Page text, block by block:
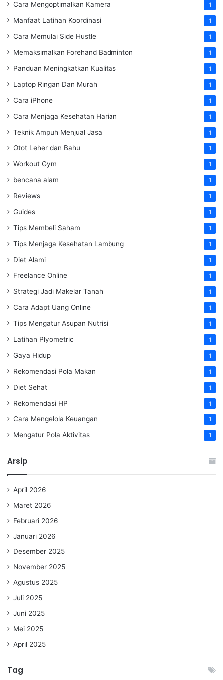
Cara Mengoptimalkan Kamera 1
Manfaat Latihan Koordinasi 1
Cara Memulai Side Hustle 1
Memaksimalkan Forehand Badminton 1
Panduan Meningkatkan Kualitas 1
Laptop Ringan Dan Murah 1
Cara iPhone 1
Cara Menjaga Kesehatan Harian 1
Teknik Ampuh Menjual Jasa 1
Otot Leher dan Bahu 1
Workout Gym 1
bencana alam 1
Reviews 1
Guides 1
Tips Membeli Saham 1
Tips Menjaga Kesehatan Lambung 1
Diet Alami 1
Freelance Online 1
Strategi Jadi Makelar Tanah 1
Cara Adapt Uang Online 1
Tips Mengatur Asupan Nutrisi 1
Latihan Plyometric 1
Gaya Hidup 1
Rekomendasi Pola Makan 1
Diet Sehat 1
Rekomendasi HP 1
Cara Mengelola Keuangan 1
Mengatur Pola Aktivitas 1
Arsip
April 2026
Maret 2026
Februari 2026
Januari 2026
Desember 2025
November 2025
Agustus 2025
Juli 2025
Juni 2025
Mei 2025
April 2025
Tag